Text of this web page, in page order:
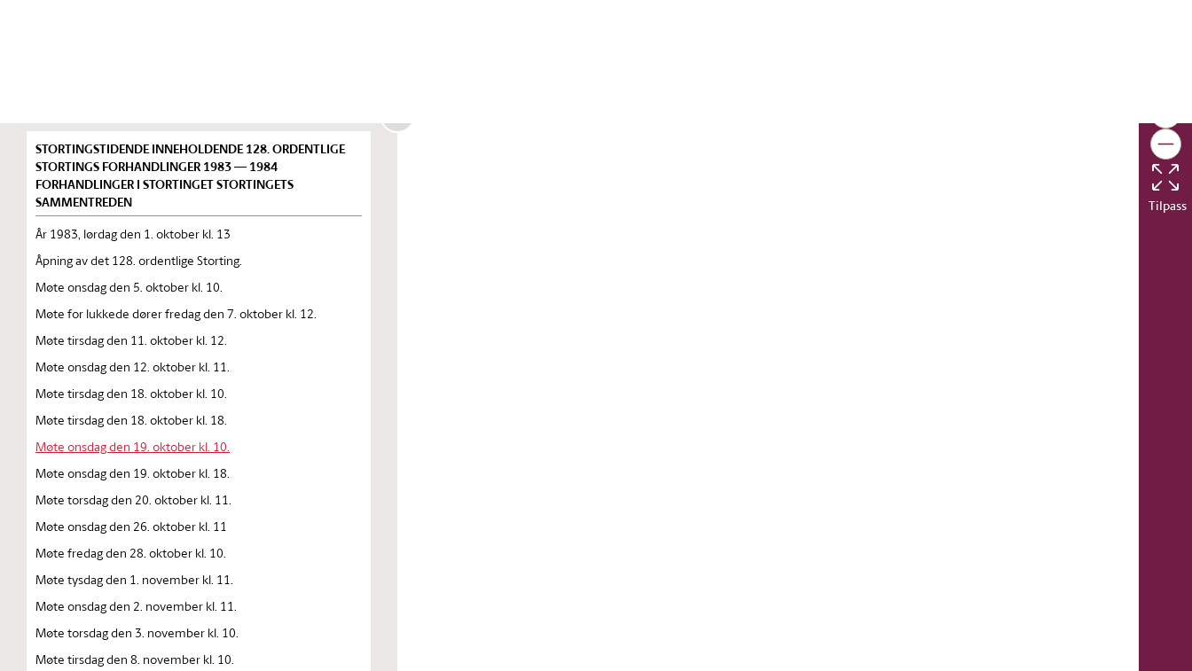
STORTINGSTIDENDE INNEHOLDENDE 128. ORDENTLIGE
STORTINGS FORHANDLINGER 1983 — 1984
FORHANDLINGER I STORTINGET STORTINGETS
SAMMENTREDEN
År 1983, lørdag den 1. oktober kl. 13
Åpning av det 128. ordentlige Storting.
Møte onsdag den 5. oktober kl. 10.
Møte for lukkede dører fredag den 7. oktober kl. 12.
Møte tirsdag den 11. oktober kl. 12.
Møte onsdag den 12. oktober kl. 11.
Møte tirsdag den 18. oktober kl. 10.
Møte tirsdag den 18. oktober kl. 18.
Møte onsdag den 19. oktober kl. 10.
Møte onsdag den 19. oktober kl. 18.
Møte torsdag den 20. oktober kl. 11.
Møte onsdag den 26. oktober kl. 11
Møte fredag den 28. oktober kl. 10.
Møte tysdag den 1. november kl. 11.
Møte onsdag den 2. november kl. 11.
Møte torsdag den 3. november kl. 10.
Møte tirsdag den 8. november kl. 10.